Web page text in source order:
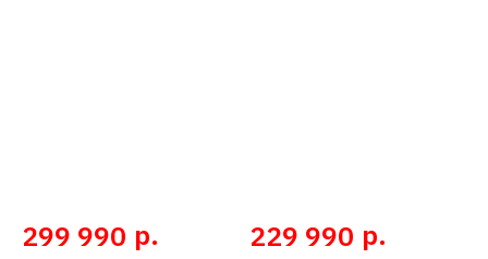
299 990 р. 229 990 р.